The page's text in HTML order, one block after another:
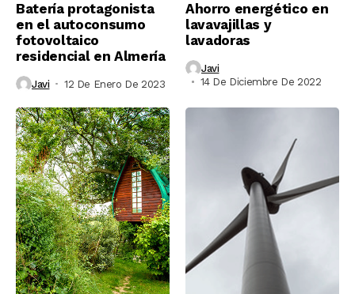
Batería protagonista
en el autoconsumo
fotovoltaico
residencial en Almería
Javi 12 De Enero De 2023
Ahorro energético en
lavavajillas y
lavadoras
Javi
14 De Diciembre De 2022